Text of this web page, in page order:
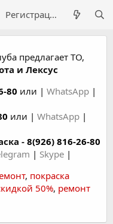
Регистрация
предлагает ТО,
и Лексус
80 или | WhatsApp |
или | WhatsApp |
- 8(926) 816-26-80
| Skype |
, покраска
50%, ремонт